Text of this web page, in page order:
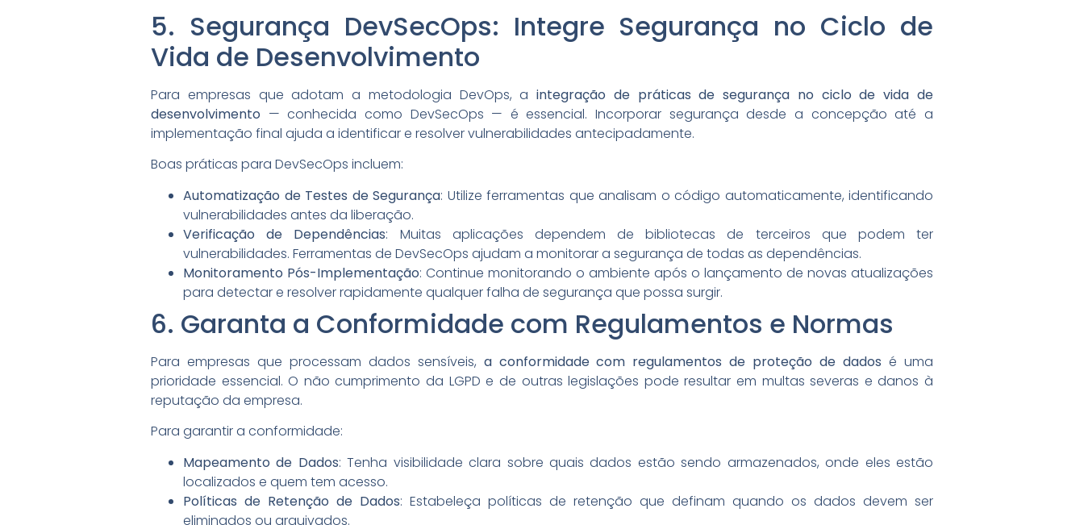
5. Segurança DevSecOps: Integre Segurança no Ciclo de
Vida de Desenvolvimento
Para empresas que adotam a metodologia DevOps, aintegração de práticas de segurança no ciclo de vida de
desenvolvimento — conhecida como DevSecOps — é essencial. Incorporar segurança desde a concepção até a
implementação final ajuda a identificar e resolver vulnerabilidades antecipadamente.
Boas práticas para DevSecOps incluem:
Automatização de Testes de Segurança: Utilize ferramentas que analisam o código automaticamente, identificando
vulnerabilidades antes da liberação.
Verificação de Dependências: Muitas aplicações dependem de bibliotecas de terceiros que podem ter
vulnerabilidades. Ferramentas de DevSecOps ajudam a monitorar a segurança de todas as dependências.
Monitoramento Pós-Implementação: Continue monitorando o ambiente após o lançamento de novas atualizações
para detectar e resolver rapidamente qualquer falha de segurança que possa surgir.
6. Garanta a Conformidade com Regulamentos e Normas
Para empresas que processam dados sensíveis, a conformidade com regulamentos de proteção de dados é uma
prioridade essencial. O não cumprimento da LGPD e de outras legislações pode resultar em multas severas e danos à
reputação da empresa.
Para garantir a conformidade:
Mapeamento de Dados: Tenha visibilidade clara sobre quais dados estão sendo armazenados, onde eles estão
localizados e quem tem acesso.
Políticas de Retenção de Dados: Estabeleça políticas de retenção que definam quando os dados devem ser
eliminados ou arquivados.